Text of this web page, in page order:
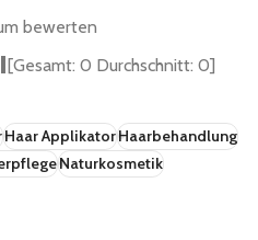
bewerten
[Gesamt: 0 Durchschnitt: 0]
Haar ApplikatorHaarbehandlung
Naturkosmetik